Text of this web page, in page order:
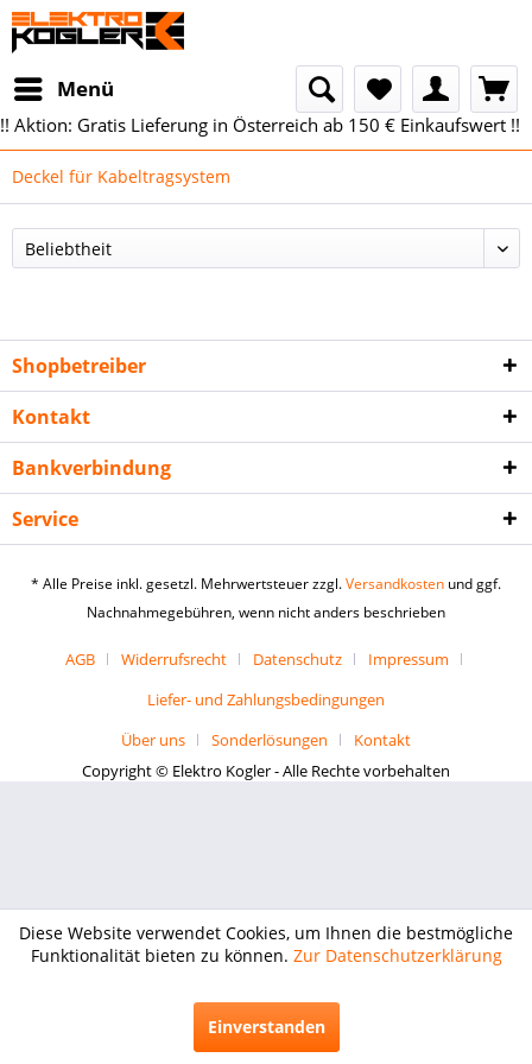
Menü
!! Aktion: Gratis Lieferung in Österreich ab 150 € Einkaufswert !!
Deckel für Kabeltragsystem
Shopbetreiber
Kontakt
Bankverbindung
Service
* Alle Preise inkl. gesetzl. Mehrwertsteuer zzgl.Versandkosten und ggf.
Nachnahmegebühren, wenn nicht anders beschrieben
AGB Widerrufsrecht Datenschutz
Impressum
Liefer- und Zahlungsbedingungen
Über uns
Sonderlösungen
Kontakt
Copyright © Elektro Kogler - Alle Rechte vorbehalten
Diese Website verwendet Cookies, um Ihnen die bestmögliche
Funktionalität bieten zu können. Zur Datenschutzerklärung
Einverstanden